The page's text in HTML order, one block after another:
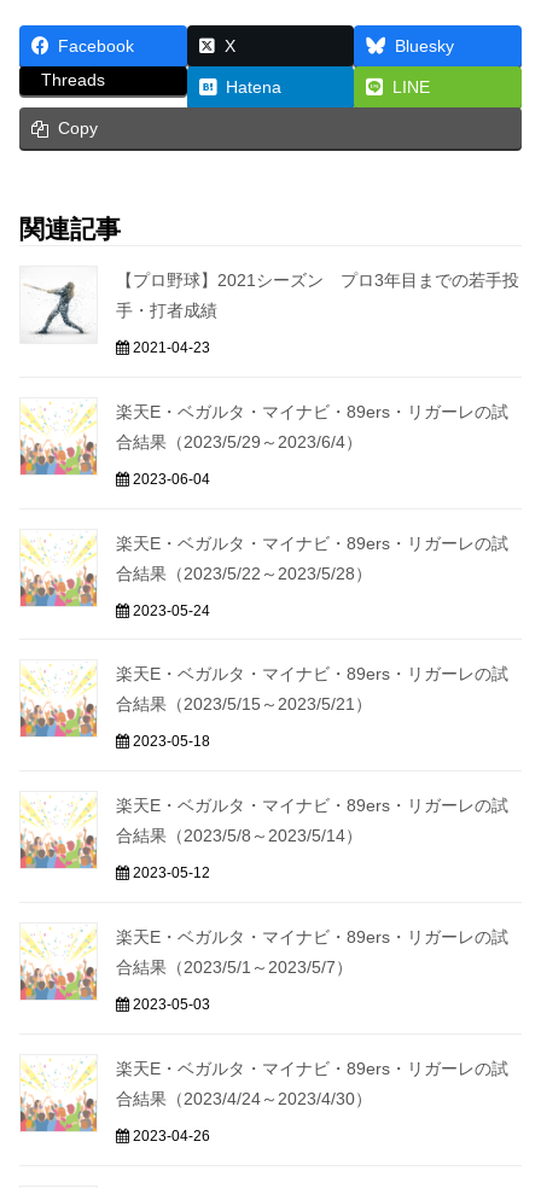
Facebook X
Bluesky
Threads
Hatena LINE
Copy
関連記事
【プロ野球】2021シーズン プロ3年目までの若手投
手・打者成績
2021-04-23
楽天E・ベガルタ・マイナビ・89ers・リガーレの試
合結果（2023/5/29～2023/6/4）
2023-06-04
楽天E・ベガルタ・マイナビ・89ers・リガーレの試
合結果（2023/5/22～2023/5/28）
2023-05-24
楽天E・ベガルタ・マイナビ・89ers・リガーレの試
合結果（2023/5/15～2023/5/21）
2023-05-18
楽天E・ベガルタ・マイナビ・89ers・リガーレの試
合結果（2023/5/8～2023/5/14）
2023-05-12
楽天E・ベガルタ・マイナビ・89ers・リガーレの試
合結果（2023/5/1～2023/5/7）
2023-05-03
楽天E・ベガルタ・マイナビ・89ers・リガーレの試
合結果（2023/4/24～2023/4/30）
2023-04-26